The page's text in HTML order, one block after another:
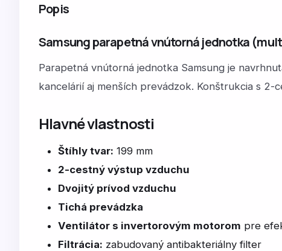
Popis
Samsung parapetná vnútorná jednotka
Parapetná vnútorná jednotka Samsung je
kancelárií aj menších prevádzok. Konštrukcia s
Hlavné vlastnosti
Štíhly tvar: 199 mm
2-cestný výstup vzduchu
Dvojitý prívod vzduchu
Tichá prevádzka
Ventilátor s invertorovým motorom pre
Filtrácia: zabudovaný antibakteriálny filter